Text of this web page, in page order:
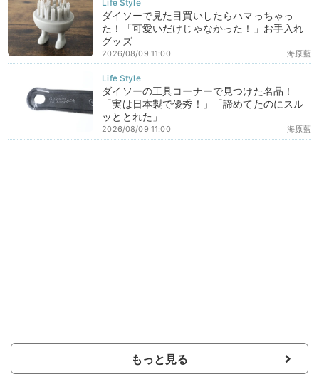
ダイソーで見た目買いしたらハマっちゃっ
た！「可愛いだけじゃなかった！」お手入れ
グッズ
海原藍
2026/08/09 11:00
ダイソーの工具コーナーで見つけた名品！
「実は日本製で優秀！」「諦めてたのにスル
ッととれた」
海原藍
2026/08/09 11:00
もっと見る